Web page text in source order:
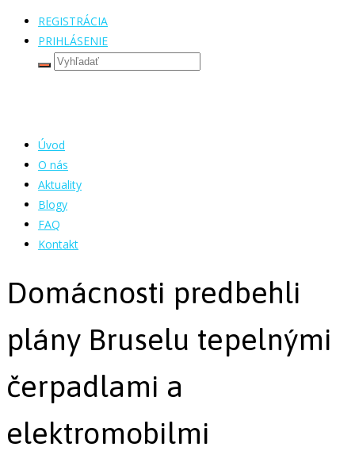
REGISTRÁCIA
PRIHLÁSENIE
Úvod
O nás
Aktuality
Blogy
FAQ
Kontakt
Domácnosti predbehli
plány Bruselu tepelnými
čerpadlami a
elektromobilmi